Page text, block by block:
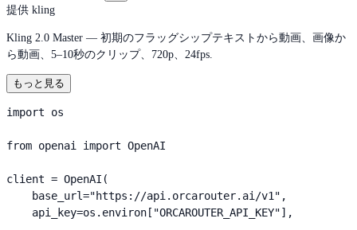
提供 kling
Kling 2.0 Master — 初期のフラッグシップテキストから動画、画像か
ら動画、5–10秒のクリップ、720p、24fps.
もっと見る
import os
from openai import OpenAI
client = OpenAI(
    base_url="https://api.orcarouter.ai/v1",
    api_key=os.environ["ORCAROUTER_API_KEY"],